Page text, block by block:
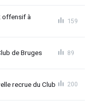
offensif à
159
de Bruges 89
recrue du Club 200